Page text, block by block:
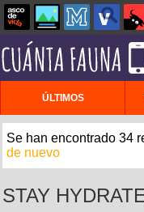
ÚLTIMOS
Se han encontrado 34
de nuevo
STAY